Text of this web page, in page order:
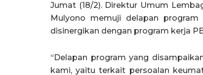
Jumat (18/2). Direktur Umum
Mulyono memuji delapan
disinergikan dengan program kerja
“Delapan program yang
kami, yaitu terkait persoalan